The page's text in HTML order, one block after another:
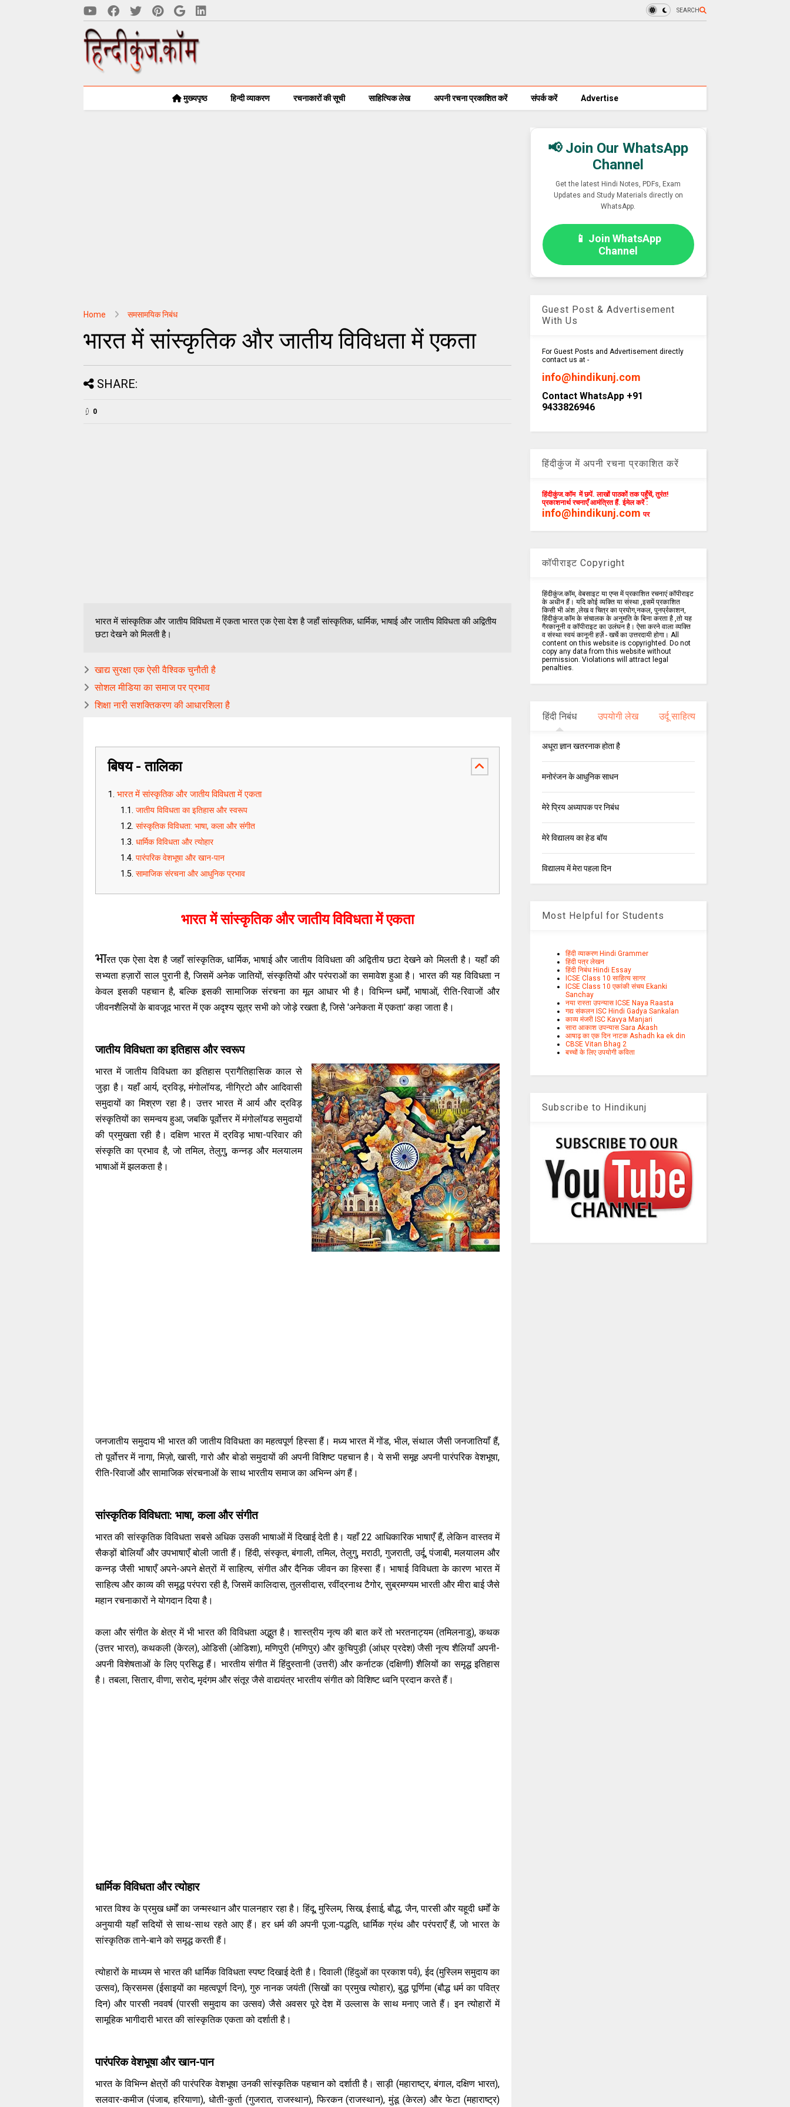
SEARCH
मुख्यपृष्ठ हिन्दी व्याकरण रचनाकारों की सूची साहित्यिक लेख अपनी रचना प्रकाशित करें संपर्क करें Advertise
Home समसामयिक निबंध
भारत में सांस्कृतिक और जातीय विविधता में एकता
SHARE:
0
भारत में सांस्कृतिक और जातीय विविधता में एकता भारत एक ऐसा देश है जहाँ सांस्कृतिक, धार्मिक, भाषाई और जातीय विविधता की अद्वितीय
छटा देखने को मिलती है।
खाद्य सुरक्षा एक ऐसी वैश्विक चुनौती है
सोशल मीडिया का समाज पर प्रभाव
शिक्षा नारी सशक्तिकरण की आधारशिला है
बिषय - तालिका
भारत में सांस्कृतिक और जातीय विविधता में एकता
जातीय विविधता का इतिहास और स्वरूप
सांस्कृतिक विविधता: भाषा, कला और संगीत
धार्मिक विविधता और त्योहार
पारंपरिक वेशभूषा और खान-पान
सामाजिक संरचना और आधुनिक प्रभाव
भारत में सांस्कृतिक और जातीय विविधता में एकता
भारत एक ऐसा देश है जहाँ सांस्कृतिक, धार्मिक, भाषाई और जातीय विविधता की अद्वितीय छटा देखने को मिलती है। यहाँ की
सभ्यता हज़ारों साल पुरानी है, जिसमें अनेक जातियों, संस्कृतियों और परंपराओं का समावेश हुआ है। भारत की यह विविधता न
केवल इसकी पहचान है, बल्कि इसकी सामाजिक संरचना का मूल आधार भी है। विभिन्न धर्मों, भाषाओं, रीति-रिवाजों और
जीवनशैलियों के बावजूद भारत में एक अदृश्य सूत्र सभी को जोड़े रखता है, जिसे 'अनेकता में एकता' कहा जाता है।
जातीय विविधता का इतिहास और स्वरूप
भारत में जातीय विविधता का इतिहास प्रागैतिहासिक काल से
जुड़ा है। यहाँ आर्य, द्रविड़, मंगोलॉयड, नीग्रिटो और आदिवासी
समुदायों का मिश्रण रहा है। उत्तर भारत में आर्य और द्रविड़
संस्कृतियों का समन्वय हुआ, जबकि पूर्वोत्तर में मंगोलॉयड समुदायों
की प्रमुखता रही है। दक्षिण भारत में द्रविड़ भाषा-परिवार की
संस्कृति का प्रभाव है, जो तमिल, तेलुगु, कन्नड़ और मलयालम
भाषाओं में झलकता है।
जनजातीय समुदाय भी भारत की जातीय विविधता का महत्वपूर्ण हिस्सा हैं। मध्य भारत में गोंड, भील, संथाल जैसी जनजातियाँ हैं,
तो पूर्वोत्तर में नागा, मिज़ो, खासी, गारो और बोडो समुदायों की अपनी विशिष्ट पहचान है। ये सभी समूह अपनी पारंपरिक वेशभूषा,
रीति-रिवाजों और सामाजिक संरचनाओं के साथ भारतीय समाज का अभिन्न अंग हैं।
सांस्कृतिक विविधता: भाषा, कला और संगीत
भारत की सांस्कृतिक विविधता सबसे अधिक उसकी भाषाओं में दिखाई देती है। यहाँ 22 आधिकारिक भाषाएँ हैं, लेकिन वास्तव में
सैकड़ों बोलियाँ और उपभाषाएँ बोली जाती हैं। हिंदी, संस्कृत, बंगाली, तमिल, तेलुगु, मराठी, गुजराती, उर्दू, पंजाबी, मलयालम और
कन्नड़ जैसी भाषाएँ अपने-अपने क्षेत्रों में साहित्य, संगीत और दैनिक जीवन का हिस्सा हैं। भाषाई विविधता के कारण भारत में
साहित्य और काव्य की समृद्ध परंपरा रही है, जिसमें कालिदास, तुलसीदास, रवींद्रनाथ टैगोर, सुब्रमण्यम भारती और मीरा बाई जैसे
महान रचनाकारों ने योगदान दिया है।
कला और संगीत के क्षेत्र में भी भारत की विविधता अद्भुत है। शास्त्रीय नृत्य की बात करें तो भरतनाट्यम (तमिलनाडु), कथक
(उत्तर भारत), कथकली (केरल), ओडिसी (ओडिशा), मणिपुरी (मणिपुर) और कुचिपुड़ी (आंध्र प्रदेश) जैसी नृत्य शैलियाँ अपनी-
अपनी विशेषताओं के लिए प्रसिद्ध हैं। भारतीय संगीत में हिंदुस्तानी (उत्तरी) और कर्नाटक (दक्षिणी) शैलियों का समृद्ध इतिहास
है। तबला, सितार, वीणा, सरोद, मृदंगम और संतूर जैसे वाद्ययंत्र भारतीय संगीत को विशिष्ट ध्वनि प्रदान करते हैं।
धार्मिक विविधता और त्योहार
भारत विश्व के प्रमुख धर्मों का जन्मस्थान और पालनहार रहा है। हिंदू, मुस्लिम, सिख, ईसाई, बौद्ध, जैन, पारसी और यहूदी धर्मों के
अनुयायी यहाँ सदियों से साथ-साथ रहते आए हैं। हर धर्म की अपनी पूजा-पद्धति, धार्मिक ग्रंथ और परंपराएँ हैं, जो भारत के
सांस्कृतिक ताने-बाने को समृद्ध करती हैं।
त्योहारों के माध्यम से भारत की धार्मिक विविधता स्पष्ट दिखाई देती है। दिवाली (हिंदुओं का प्रकाश पर्व), ईद (मुस्लिम समुदाय का
उत्सव), क्रिसमस (ईसाइयों का महत्वपूर्ण दिन), गुरु नानक जयंती (सिखों का प्रमुख त्योहार), बुद्ध पूर्णिमा (बौद्ध धर्म का पवित्र
दिन) और पारसी नववर्ष (पारसी समुदाय का उत्सव) जैसे अवसर पूरे देश में उल्लास के साथ मनाए जाते हैं। इन त्योहारों में
सामूहिक भागीदारी भारत की सांस्कृतिक एकता को दर्शाती है।
पारंपरिक वेशभूषा और खान-पान
भारत के विभिन्न क्षेत्रों की पारंपरिक वेशभूषा उनकी सांस्कृतिक पहचान को दर्शाती है। साड़ी (महाराष्ट्र, बंगाल, दक्षिण भारत),
सलवार-कमीज (पंजाब, हरियाणा), धोती-कुर्ता (गुजरात, राजस्थान), फिरकन (राजस्थान), मुंडू (केरल) और फेटा (महाराष्ट्र)
📢 Join Our WhatsApp
Channel
Get the latest Hindi Notes, PDFs, Exam
Updates and Study Materials directly on
WhatsApp.
📱 Join WhatsApp
Channel
Guest Post & Advertisement
With Us
For Guest Posts and Advertisement directly
contact us at -
info@hindikunj.com
Contact WhatsApp +91
9433826946
हिंदीकुंज में अपनी रचना प्रकाशित करें
हिंदीकुंज.कॉम में छपें. लाखों पाठकों तक पहुँचें, तुरंत!
प्रकाशनार्थ रचनाएँ आमंत्रित हैं. ईमेल करें :
info@hindikunj.com पर
कॉपीराइट Copyright
हिंदीकुंज.कॉम, वेबसाइट या एप्स में प्रकाशित रचनाएं कॉपीराइट
के अधीन हैं। यदि कोई व्यक्ति या संस्था ,इसमें प्रकाशित
किसी भी अंश ,लेख व चित्र का प्रयोग,नकल, पुनर्प्रकाशन,
हिंदीकुंज.कॉम के संचालक के अनुमति के बिना करता है ,तो यह
गैरकानूनी व कॉपीराइट का उलंघन है। ऐसा करने वाला व्यक्ति
व संस्था स्वयं कानूनी हर्ज़े - खर्चे का उत्तरदायी होगा। All
content on this website is copyrighted. Do not
copy any data from this website without
permission. Violations will attract legal
penalties.
हिंदी निबंध उपयोगी लेख उर्दू साहित्य
अधूरा ज्ञान खतरनाक होता है
मनोरंजन के आधुनिक साधन
मेरे प्रिय अध्यापक पर निबंध
मेरे विद्यालय का हेड बॉय
विद्यालय में मेरा पहला दिन
Most Helpful for Students
हिंदी व्याकरण Hindi Grammer
हिंदी पत्र लेखन
हिंदी निबंध Hindi Essay
ICSE Class 10 साहित्य सागर
ICSE Class 10 एकांकी संचय Ekanki
Sanchay
नया रास्ता उपन्यास ICSE Naya Raasta
गद्य संकलन ISC Hindi Gadya Sankalan
काव्य मंजरी ISC Kavya Manjari
सारा आकाश उपन्यास Sara Akash
आषाढ़ का एक दिन नाटक Ashadh ka ek din
CBSE Vitan Bhag 2
बच्चों के लिए उपयोगी कविता
Subscribe to Hindikunj